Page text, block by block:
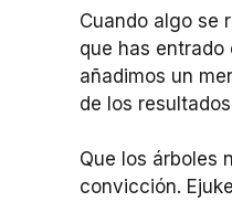
Cuando algo se
que has
añadimos un
de los
Que los árboles
convicción.